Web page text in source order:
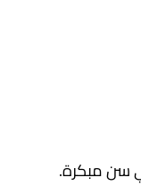
سن مبكرة.